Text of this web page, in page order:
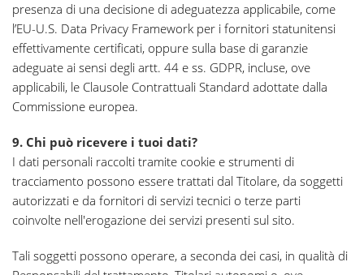
presenza di una decisione di adeguatezza applicabile, come
l’EU-U.S. Data Privacy Framework per i fornitori statunitensi
effettivamente certificati, oppure sulla base di garanzie
adeguate ai sensi degli artt. 44 e ss. GDPR, incluse, ove
applicabili, le Clausole Contrattuali Standard adottate dalla
Commissione europea.
9. Chi può ricevere i tuoi dati?
I dati personali raccolti tramite cookie e strumenti di
tracciamento possono essere trattati dal Titolare, da soggetti
autorizzati e da fornitori di servizi tecnici o terze parti
coinvolte nell'erogazione dei servizi presenti sul sito.
Tali soggetti possono operare, a seconda dei casi, in qualità di